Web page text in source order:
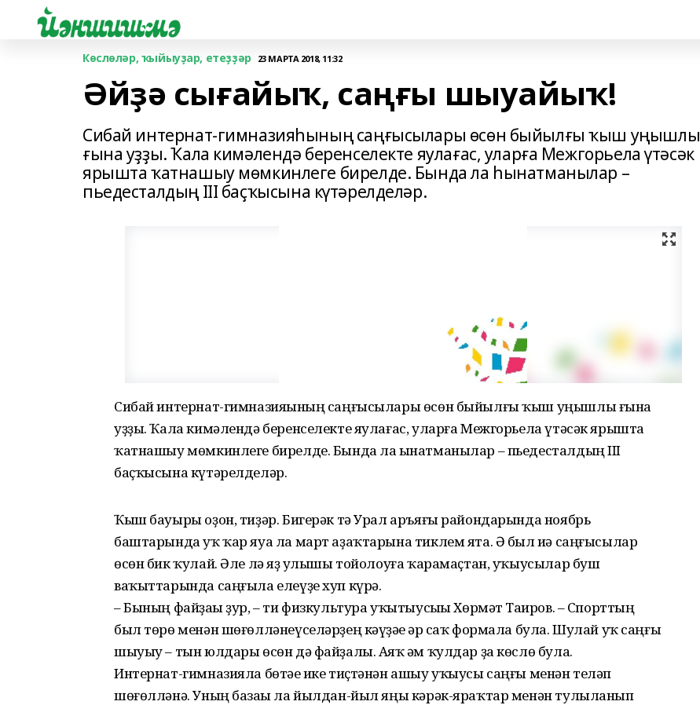
Көслөләр, ҡыйыуҙар, етеҙҙәр 23 МАРТА 2018, 11:32
Әйҙә сығайыҡ, саңғы шыуайыҡ!
Сибай интернат-гимназияһының саңғысылары өсөн быйылғы ҡыш уңышлы
ғына уҙҙы. Ҡала кимәлендә беренселекте яулағас, уларға Межгорьела үтәсәк
ярышта ҡатнашыу мөмкинлеге бирелде. Бында ла һынатманылар –
пьедесталдың III баҫҡысына күтәрелделәр.
Сибай интернат-гимназияһының саңғысылары өсөн быйылғы ҡыш уңышлы ғына
уҙҙы. Ҡала кимәлендә беренселекте яулағас, уларға Межгорьела үтәсәк ярышта
ҡатнашыу мөмкинлеге бирелде. Бында ла һынатманылар – пьедесталдың III
баҫҡысына күтәрелделәр.
Ҡыш бауыры оҙон, тиҙәр. Бигерәк тә Урал аръяғы райондарында ноябрь
баштарында уҡ ҡар яуа ла март аҙаҡтарына тиклем ята. Ә был иһә саңғысылар
өсөн бик ҡулай. Әле лә яҙ һулышы тойолоуға ҡарамаҫтан, уҡыу­сылар буш
ваҡыттарында саңғыла елеүҙе хуп күрә.
– Бының фай­ҙаһы ҙур, – ти физкультура уҡытыу­сыһы Хөрмәт Таһиров. – Спорттың
был тө­рө менән шөғөлләнеүселәр­ҙең кәүҙәһе һәр саҡ формала була. Шулай уҡ саңғы
шыуыу – тын юлдары өсөн дә фай­ҙалы. Аяҡ һәм ҡулдар ҙа көслө була.
Интернат-гимназияла бөтәһе ике тиҫтәнән ашыу уҡыусы саң­ғы менән теләп
шөғөлләнә. Уның базаһы ла йылдан-йыл яңы кәрәк-яраҡтар менән тулыланып